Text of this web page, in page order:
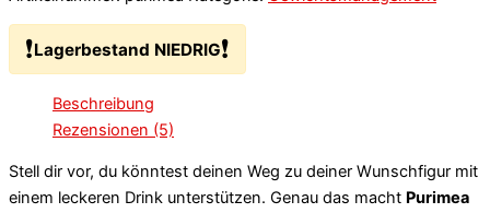
❗Lagerbestand NIEDRIG❗
Beschreibung
Rezensionen (5)
Stell dir vor, du könntest deinen Weg zu deiner Wunschfigur mit
einem leckeren Drink unterstützen. Genau das macht Purimea